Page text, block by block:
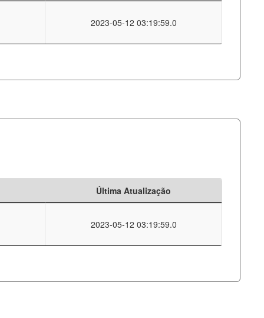
2023-05-12 03:19:59.0
Última Atualização
2023-05-12 03:19:59.0